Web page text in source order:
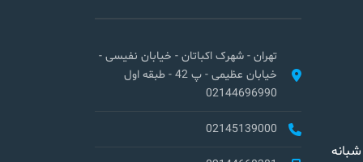
تهران - شهرک اکباتان - خیابان نفیسی -
خیابان عظیمی - پ 42 - طبقه اول
02144696990
02145139000